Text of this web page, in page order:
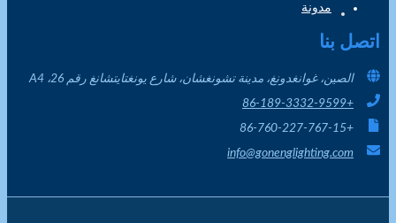
مدونة
اتصل بنا
الصين، غوانغدونغ، مدينة تشونغشان، شارع يونغتايتشانغ رقم 26، A4
+86-189-3332-9599
+86-760-227-767-15
info@gonenglighting.com